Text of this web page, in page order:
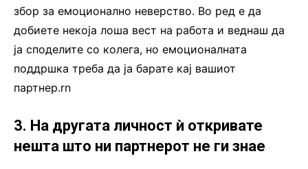
збор за емоционално неверство. Во ред е да
добиете некоја лоша вест на работа и веднаш да
ја споделите со колега, но емоционалната
поддршка треба да ја барате кај вашиот
партнер.rn
3. На другата личност ѝ откривате
нешта што ни партнерот не ги знае